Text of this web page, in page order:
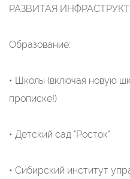
РАЗВИТАЯ
Образование:
• Школы (включая новую
прописке!)
• Детский сад "Росток"
• Сибирский институт